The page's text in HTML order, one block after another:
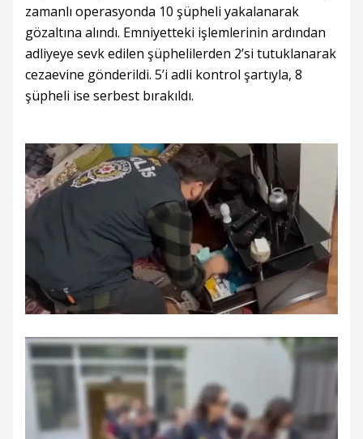
zamanlı operasyonda 10 şüpheli yakalanarak
gözaltına alındı. Emniyetteki işlemlerinin ardından
adliyeye sevk edilen şüphelilerden 2’si tutuklanarak
cezaevine gönderildi. 5’i adli kontrol şartıyla, 8
şüpheli ise serbest bırakıldı.